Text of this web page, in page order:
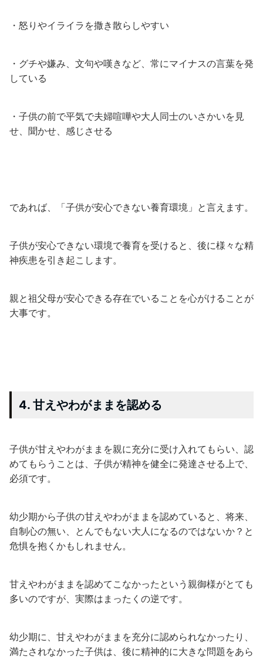
・怒りやイライラを撒き散らしやすい
・グチや嫌み、文句や嘆きなど、常にマイナスの言葉を発
している
・子供の前で平気で夫婦喧嘩や大人同士のいさかいを見
せ、聞かせ、感じさせる
であれば、「子供が安心できない養育環境」と言えます。
子供が安心できない環境で養育を受けると、後に様々な精
神疾患を引き起こします。
親と祖父母が安心できる存在でいることを心がけることが
大事です。
4. 甘えやわがままを認める
子供が甘えやわがままを親に充分に受け入れてもらい、認
めてもらうことは、子供が精神を健全に発達させる上で、
必須です。
幼少期から子供の甘えやわがままを認めていると、将来、
自制心の無い、とんでもない大人になるのではないか？と
危惧を抱くかもしれません。
甘えやわがままを認めてこなかったという親御様がとても
多いのですが、実際はまったくの逆です。
幼少期に、甘えやわがままを充分に認められなかったり、
満たされなかった子供は、後に精神的に大きな問題をあら